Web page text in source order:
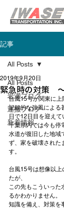
記事
All Posts
岩瀬ブログ
運搬ブログ
新着情報
All Posts
緊急時の対策
2019年9月20日
台風15号が関東に上
記録的な強風による
日で12日目を迎えて
千葉県内では今も停
水道が復旧した地域
ず、家を破壊された
す。
台風15号は想像以上
たが、
この先もこういった
るかわかりません。
知識を備え、対策を